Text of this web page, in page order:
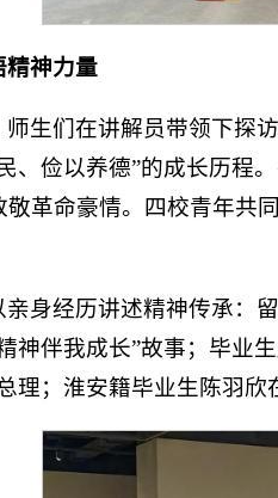
精神力量
生们在讲解员带领下探
、俭以养德”的成长历程
革命豪情。四校青年共
亲身经历讲述精神传承：
神伴我成长”故事；毕业
理；淮安籍毕业生陈羽